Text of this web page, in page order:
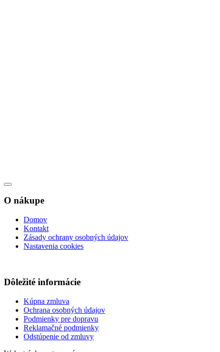
O nákupe
Domov
Kontakt
Zásady ochrany osobných údajov
Nastavenia cookies
Dôležité informácie
Kúpna zmluva
Ochrana osobných údajov
Podmienky pre dopravu
Reklamačné podmienky
Odstúpenie od zmluvy